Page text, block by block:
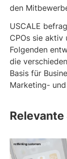
den
USCALE
CPOs sie aktiv
Folgenden
die
Basis für
Marketing- und